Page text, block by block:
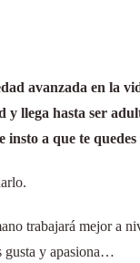
avanzada en la
llega hasta ser
a que te
trabajará mejor
gusta y apasiona…